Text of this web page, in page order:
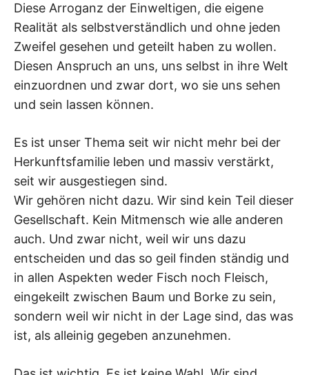
Diese Arroganz der Einweltigen, die eigene
Realität als selbstverständlich und ohne jeden
Zweifel gesehen und geteilt haben zu wollen.
Diesen Anspruch an uns, uns selbst in ihre Welt
einzuordnen und zwar dort, wo sie uns sehen
und sein lassen können.
Es ist unser Thema seit wir nicht mehr bei der
Herkunftsfamilie leben und massiv verstärkt,
seit wir ausgestiegen sind.
Wir gehören nicht dazu. Wir sind kein Teil dieser
Gesellschaft. Kein Mitmensch wie alle anderen
auch. Und zwar nicht, weil wir uns dazu
entscheiden und das so geil finden ständig und
in allen Aspekten weder Fisch noch Fleisch,
eingekeilt zwischen Baum und Borke zu sein,
sondern weil wir nicht in der Lage sind, das was
ist, als alleinig gegeben anzunehmen.